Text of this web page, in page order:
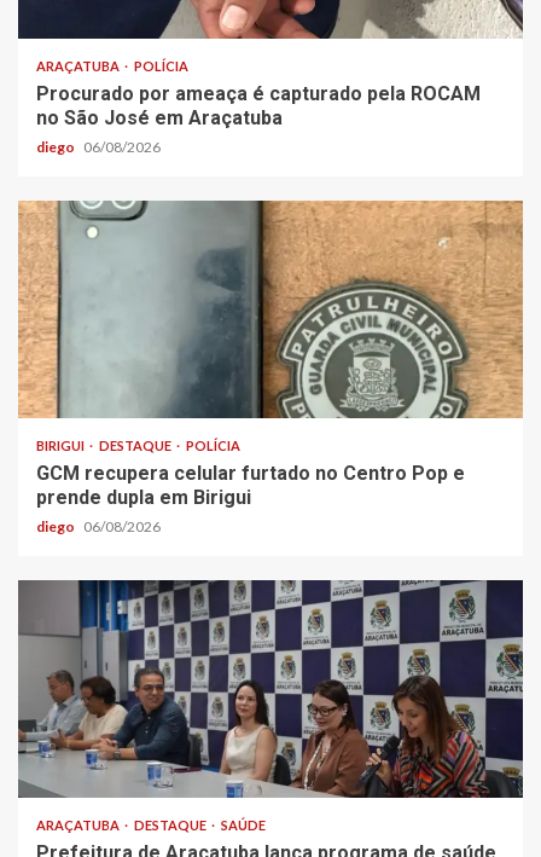
ARAÇATUBA POLÍCIA
Procurado por ameaça é capturado pela ROCAM
no São José em Araçatuba
diego 06/08/2026
BIRIGUI DESTAQUE POLÍCIA
GCM recupera celular furtado no Centro Pop e
prende dupla em Birigui
diego 06/08/2026
ARAÇATUBA DESTAQUE SAÚDE